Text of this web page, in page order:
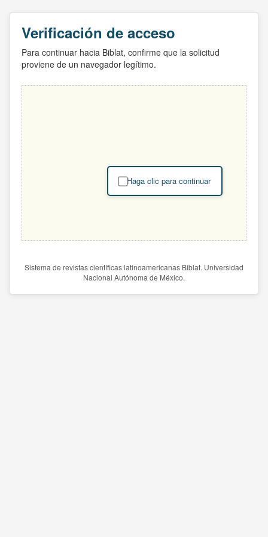
Verificación de acceso
Para continuar hacia Biblat, confirme que la solicitud
proviene de un navegador legítimo.
Haga clic para continuar
Sistema de revistas científicas latinoamericanas Biblat. Universidad
Nacional Autónoma de México.